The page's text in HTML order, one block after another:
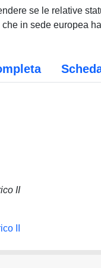
se le relative
in sede europea
II
II